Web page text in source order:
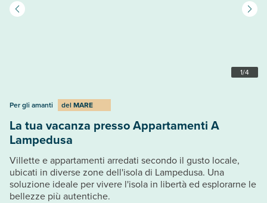
1/4
Per gli amanti del MARE
La tua vacanza presso Appartamenti A
Lampedusa
Villette e appartamenti arredati secondo il gusto locale,
ubicati in diverse zone dell'isola di Lampedusa. Una
soluzione ideale per vivere l'isola in libertà ed esplorarne le
bellezze più autentiche.